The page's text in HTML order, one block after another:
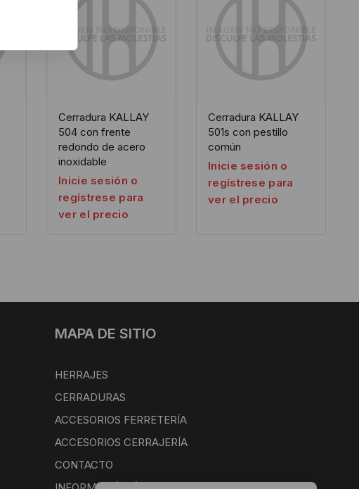
Cerradura KALLAY
504 con frente
redondo de acero
inoxidable
Inicie sesión o
regístrese para
ver el precio
Cerradura KALLAY
501s con pestillo
común
Inicie sesión o
regístrese para
ver el precio
MAPA DE SITIO
HERRAJES
CERRADURAS
ACCESORIOS FERRETERÍA
ACCESORIOS CERRAJERÍA
CONTACTO